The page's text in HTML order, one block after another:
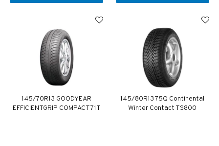
145/70R13 GOODYEAR
EFFICIENTGRIP COMPACT 71T
145/80R13 75Q Continental
Winter Contact TS800